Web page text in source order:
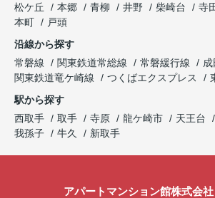
松ケ丘
本郷 青柳 井野 柴崎台 寺
本町
戸頭
沿線から探す
常磐線
関東鉄道常総線 常磐緩行線
成
関東鉄道竜ケ崎線
つくばエクスプレス
駅から探す
西取手
取手 寺原 龍ケ崎市 天王台
我孫子
牛久 新取手
アパートマンション館株式会